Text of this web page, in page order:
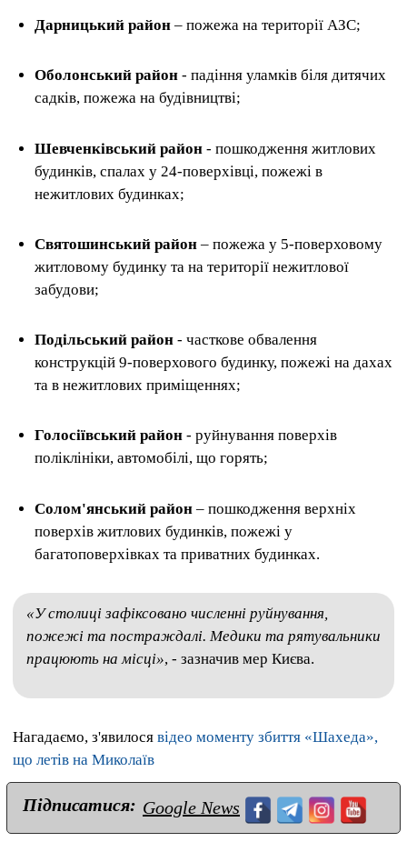
Дарницький район – пожежа на території АЗС;
Оболонський район - падіння уламків біля дитячих
садків, пожежа на будівництві;
Шевченківський район - пошкодження житлових
будинків, спалах у 24-поверхівці, пожежі в
нежитлових будинках;
Святошинський район – пожежа у 5-поверховому
житловому будинку та на території нежитлової
забудови;
Подільський район - часткове обвалення
конструкцій 9-поверхового будинку, пожежі на дахах
та в нежитлових приміщеннях;
Голосіївський район - руйнування поверхів
поліклініки, автомобілі, що горять;
Солом'янський район – пошкодження верхніх
поверхів житлових будинків, пожежі у
багатоповерхівках та приватних будинках.
«У столиці зафіксовано численні руйнування,
пожежі та постраждалі. Медики та рятувальники
працюють на місці», - зазначив мер Києва.
Нагадаємо, з'явилося відео моменту збиття «Шахеда»,
що летів на Миколаїв
Підписатися: Google News